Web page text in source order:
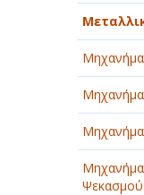
Ψεκασμού